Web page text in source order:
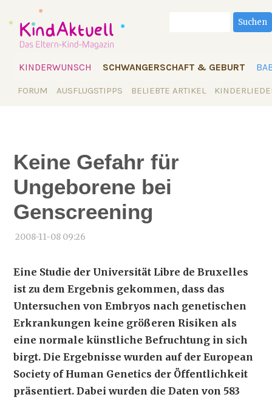
überspringen
KINDERWUNSCH SCHWANGERSCHAFT & GEBURT
Navigation
FORUM AUSFLUGSTIPPS BELIEBTE ARTIKEL
Suchen
Keine Gefahr für
Ungeborene bei
Genscreening
2008-11-08 09:26
Eine Studie der Universität Libre de Bruxelles
ist zu dem Ergebnis gekommen, dass das
Untersuchen von Embryos nach genetischen
Erkrankungen keine größeren Risiken als
eine normale künstliche Befruchtung in sich
birgt. Die Ergebnisse wurden auf der European
Society of Human Genetics der Öffentlichkeit
präsentiert. Dabei wurden die Daten von 583